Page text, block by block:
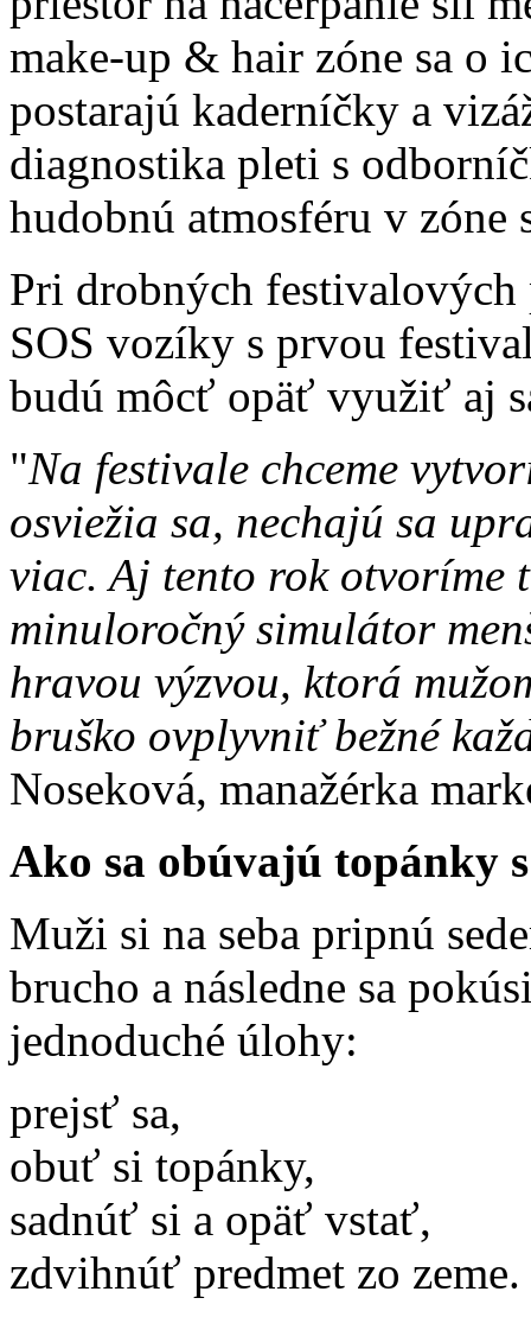
make-up & hair zóne sa o
postarajú kaderníčky a
diagnostika pleti s
hudobnú atmosféru v zóne
Pri drobných
SOS vozíky s prvou
budú môcť opäť využiť aj
"Na festivale chceme
osviežia sa, nechajú sa
viac. Aj tento rok otvoríme
minuloročný simulátor
hravou výzvou, ktorá
bruško ovplyvniť bežné
Noseková, manažérka
Ako sa obúvajú topánky
Muži si na seba pripnú
brucho a následne sa
jednoduché úlohy:
prejsť sa,
obuť si topánky,
sadnúť si a opäť vstať,
zdvihnúť predmet zo zeme.